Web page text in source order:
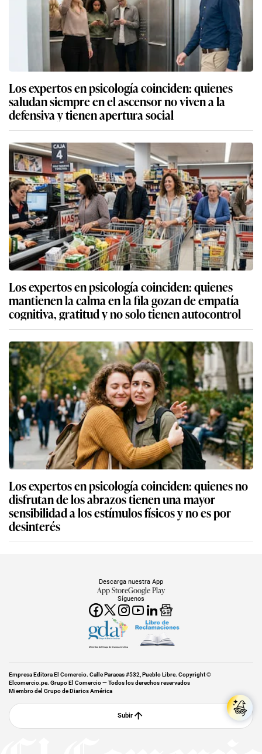
Los expertos en psicología coinciden: quienes
saludan siempre en el ascensor no viven a la
defensiva y tienen apertura social
Los expertos en psicología coinciden: quienes
mantienen la calma en la fila gozan de empatía
cognitiva, gratitud y no solo tienen autocontrol
Los expertos en psicología coinciden: quienes no
disfrutan de los abrazos tienen una mayor
sensibilidad a los estímulos físicos y no es por
desinterés
Síguenos
Descarga nuestra App
App StoreGoogle Play
Miembro del Grupo de Diarios América
Empresa Editora El Comercio. Calle Paracas #532, Pueblo Libre. Copyright ©
Elcomercio.pe. Grupo El Comercio — Todos los derechos reservados
Miembro del Grupo de Diarios América
Subir